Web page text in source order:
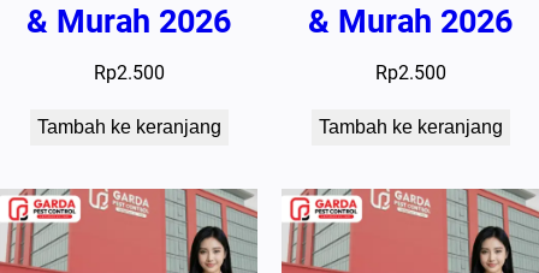
& Murah 2026
Rp2.500
Tambah ke keranjang
& Murah 2026
Rp2.500
Tambah ke keranjang